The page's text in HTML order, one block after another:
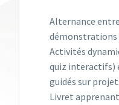
Alternance
démonstrations
Activités
quiz interactifs)​
guidés sur
Livret